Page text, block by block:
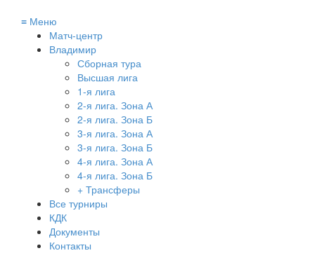
≡ Меню
Матч-центр
Владимир
Сборная тура
Высшая лига
1-я лига
2-я лига. Зона А
2-я лига. Зона Б
3-я лига. Зона А
3-я лига. Зона Б
4-я лига. Зона А
4-я лига. Зона Б
+ Трансферы
Все турниры
КДК
Документы
Контакты